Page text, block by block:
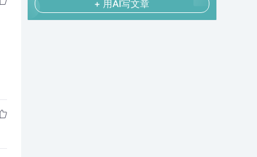
+ 用AI写文章